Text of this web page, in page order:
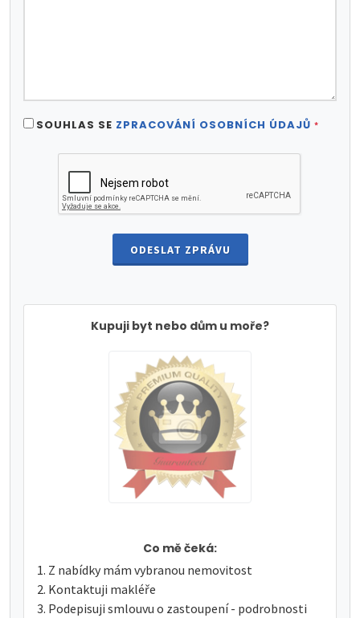
SOUHLAS SE ZPRACOVÁNÍ OSOBNÍCH ÚDAJŮ *
ODESLAT ZPRÁVU
Kupuji byt nebo dům u moře?
Co mě čeká:
Z nabídky mám vybranou nemovitost
Kontaktuji makléře
Podepisuji smlouvu o zastoupení - podrobnosti